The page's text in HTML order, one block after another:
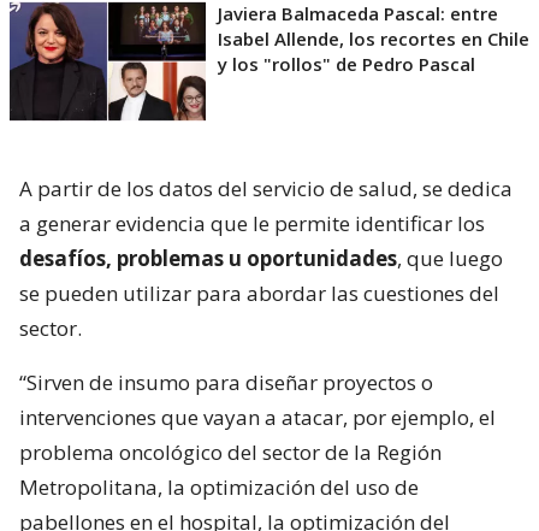
Javiera Balmaceda Pascal: entre
Isabel Allende, los recortes en Chile
y los "rollos" de Pedro Pascal
A partir de los datos del servicio de salud, se dedica
a generar evidencia que le permite identificar los
desafíos, problemas u oportunidades, que luego
se pueden utilizar para abordar las cuestiones del
sector.
“Sirven de insumo para diseñar proyectos o
intervenciones que vayan a atacar, por ejemplo, el
problema oncológico del sector de la Región
Metropolitana, la optimización del uso de
pabellones en el hospital, la optimización del